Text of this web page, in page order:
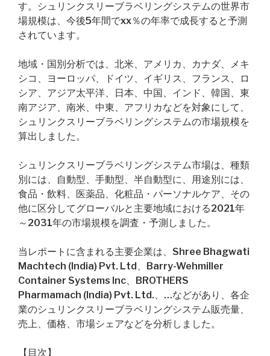
す。シュリンクスリーブラベリングシステムの世界市
場規模は、今後5年間でxx％の年率で成長すると予測
されています。
地域・国別分析では、北米、アメリカ、カナダ、メキ
シコ、ヨーロッパ、ドイツ、イギリス、フランス、ロ
シア、アジア太平洋、日本、中国、インド、韓国、東
南アジア、南米、中東、アフリカなどを対象にして、
シュリンクスリーブラベリングシステムの市場規模を
算出しました。
シュリンクスリーブラベリングシステム市場は、種類
別には、自動型、手動型、半自動型に、用途別には、
食品・飲料、医薬品、化粧品・パーソナルケア、その
他に区分してグローバルと主要地域における2021年
～2031年の市場規模を調査・予測しました。
当レポートに含まれる主要企業は、Shree Bhagwati
Machtech (India) Pvt. Ltd、Barry-Wehmiller
Container Systems Inc、BROTHERS
Pharmamach (India) Pvt. Ltd.、…などがあり、各企
業のシュリンクスリーブラベリングシステム販売量、
売上、価格、市場シェアなどを分析しました。
【目次】